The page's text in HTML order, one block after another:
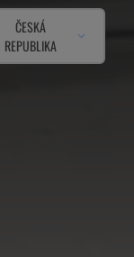
ČESKÁ
REPUBLIKA